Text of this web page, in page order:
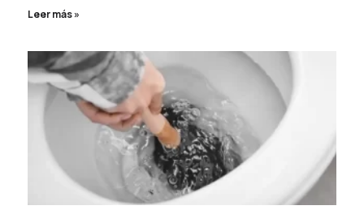
Leer más »